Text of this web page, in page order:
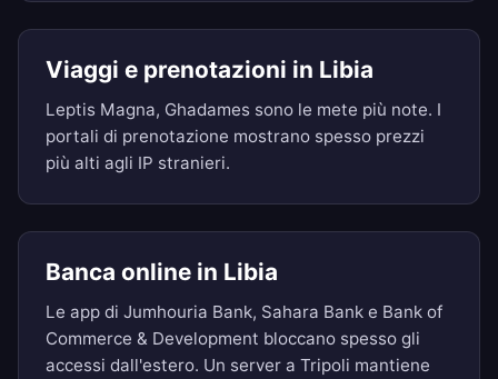
Viaggi e prenotazioni in Libia
Leptis Magna, Ghadames sono le mete più note. I
portali di prenotazione mostrano spesso prezzi
più alti agli IP stranieri.
Banca online in Libia
Le app di Jumhouria Bank, Sahara Bank e Bank of
Commerce & Development bloccano spesso gli
accessi dall'estero. Un server a Tripoli mantiene